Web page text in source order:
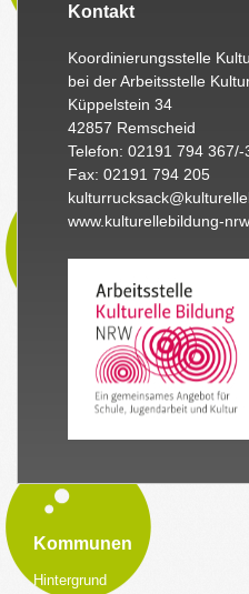
Kontakt
Koordinierungsstelle
bei der Arbeitsstelle
Küppelstein 34
42857 Remscheid
Telefon: 02191 794 367/-
Fax: 02191 794 205
www.kulturellebildung-
Kommunen
Hintergrund